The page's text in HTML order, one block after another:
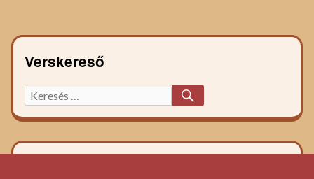
Verskereső
Keresett
főzelék